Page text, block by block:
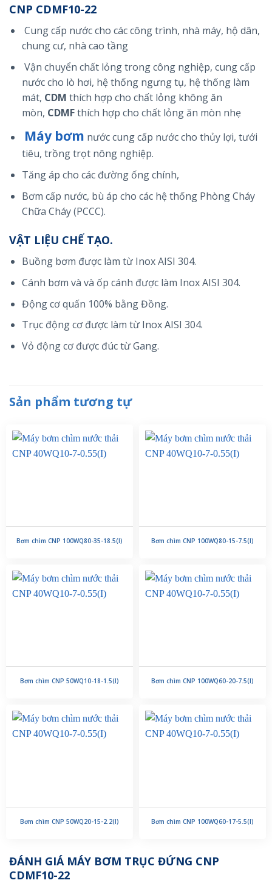
CNP CDMF10-22
Cung cấp nước cho các công trình, nhà máy, hộ dân,
chung cư, nhà cao tầng
Vận chuyển chất lỏng trong công nghiệp, cung cấp
nước cho lò hơi, hệ thống ngưng tụ, hệ thống làm
mát, CDM thích hợp cho chất lỏng không ăn
mòn, CDMFthích hợp cho chất lỏng ăn mòn nhẹ
Máy bơm nước cung cấp nước cho thủy lợi, tưới
tiêu, trồng trọt nông nghiệp.
Tăng áp cho các đường ống chính,
Bơm cấp nước, bù áp cho các hệ thống Phòng Cháy
Chữa Cháy (PCCC).
VẬT LIỆU CHẾ TẠO.
Buồng bơm được làm từ Inox AISI 304.
Cánh bơm và và ốp cánh được làm Inox AISI 304.
Động cơ quấn 100% bằng Đồng.
Trục động cơ được làm từ Inox AISI 304.
Vỏ động cơ được đúc từ Gang.
Sản phẩm tương tự
Bơm chìm CNP 100WQ80-35-18.5(I) Bơm chìm CNP 100WQ80-15-7.5(I)
Bơm chìm CNP 50WQ10-18-1.5(I) Bơm chìm CNP 100WQ60-20-7.5(I)
Bơm chìm CNP 50WQ20-15-2.2(I) Bơm chìm CNP 100WQ60-17-5.5(I)
ĐÁNH GIÁ MÁY BƠM TRỤC ĐỨNG CNP
CDMF10-22